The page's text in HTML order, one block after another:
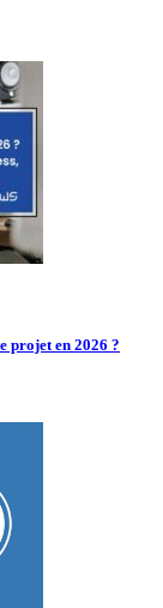
projet en 2026 ?